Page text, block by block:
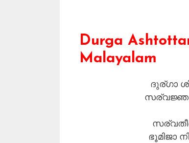
Durga
Malayalam
ദുര്ഗാ
ഭൂമിജാ